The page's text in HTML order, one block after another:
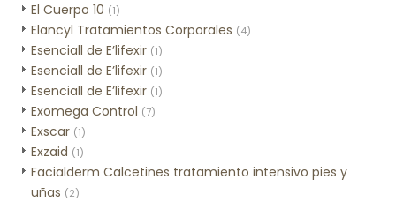
El Cuerpo 10 (1)
Elancyl Tratamientos Corporales (4)
Esenciall de E’lifexir (1)
Esenciall de E’lifexir (1)
Esenciall de E’lifexir (1)
Exomega Control (7)
Exscar (1)
Exzaid (1)
Facialderm Calcetines tratamiento intensivo pies y
uñas (2)